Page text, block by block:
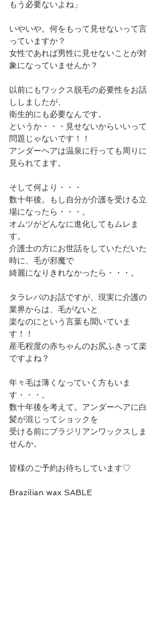
もう必要ないよね」
いやいや。何をもって見せないって言
っていますか？
女性であれば男性に見せないことが対
象になっていませんか？
以前にもワックス脱毛の必要性をお話
ししましたが、
衛生的にも必要なんです。
というか・・・見せないからいいって
問題じゃないです！！
アンダーヘアは温泉に行っても周りに
見られてます。
そして何より・・・
数十年後。もし自分が介護を受ける立
場になったら・・・。
オムツがどんなに進化してもムレま
す。
介護士の方にお世話をしていただいた
時に、毛が邪魔で
綺麗になりきれなかったら・・・。
タラレバのお話ですが、現実に介護の
業界からは、毛がないと
楽なのにという言葉も聞いていま
す！！
産毛程度の赤ちゃんのお尻ふきって楽
ですよね？
年々毛は薄くなっていく方もいま
す・・・。
数十年後を考えて。アンダーヘアに白
髪が混じってショックを
受ける前にブラジリアンワックスしま
せんか。
皆様のご予約お待ちしています♡
Brazilian wax SABLE